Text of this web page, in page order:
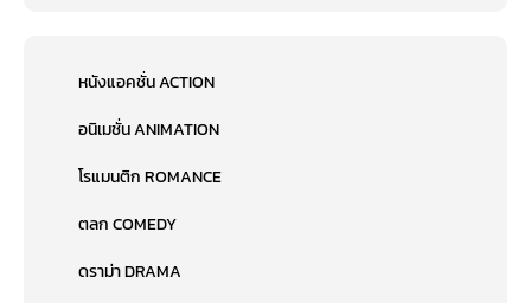
หนังแอคชั่น ACTION
อนิเมชั่น ANIMATION
โรแมนติก ROMANCE
ตลก COMEDY
ดราม่า DRAMA